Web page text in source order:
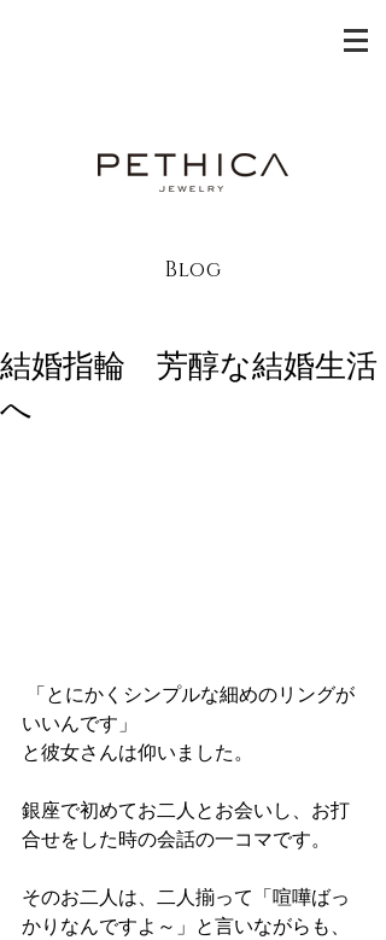
Blog
結婚指輪 芳醇な結婚生活
へ
いいんです」
と彼女さんは仰いました。
銀座で初めてお二人とお会いし、お打
合せをした時の会話の一コマです。
そのお二人は、二人揃って「喧嘩ばっ
かりなんですよ～」と言いながらも、